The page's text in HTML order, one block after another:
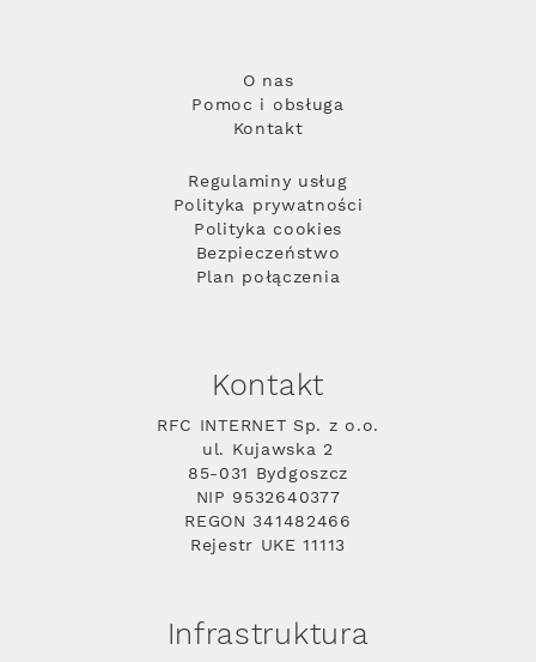
O nas
Pomoc i obsługa
Kontakt
Regulaminy usług
Polityka prywatności
Polityka cookies
Bezpieczeństwo
Plan połączenia
Kontakt
RFC INTERNET Sp. z o.o.
ul. Kujawska 2
85-031 Bydgoszcz
NIP 9532640377
REGON 341482466
Rejestr UKE 11113
Infrastruktura